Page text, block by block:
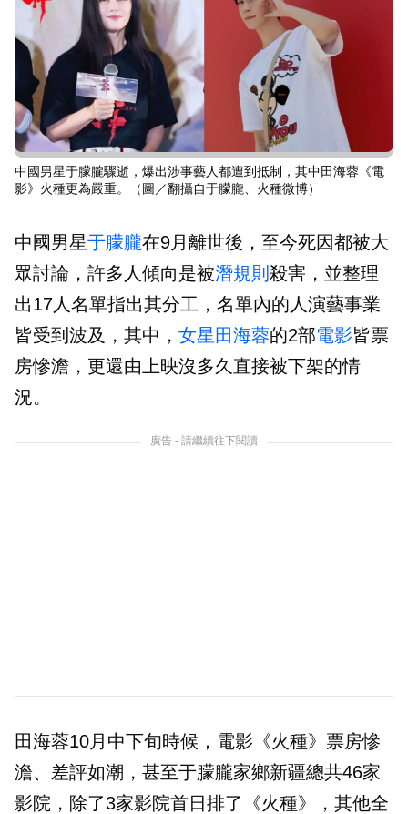
中國男星于朦朧驟逝，爆出涉事藝人都遭到抵制，其中田海蓉《電
影》火種更為嚴重。（圖／翻攝自于朦朧、火種微博）
中國男星于朦朧在9月離世後，至今死因都被大
眾討論，許多人傾向是被潛規則 殺害，並整理
出17人名單指出其分工，名單內的人演藝事業
皆受到波及，其中， 女星 田海蓉的2部電影皆票
房慘澹，更還由上映沒多久直接被下架的情
況。
廣告 - 請繼續往下閱讀
田海蓉10月中下旬時候，電影《火種》票房慘
澹、差評如潮，甚至于朦朧家鄉新疆總共46家
影院，除了3家影院首日排了《火種》，其他全